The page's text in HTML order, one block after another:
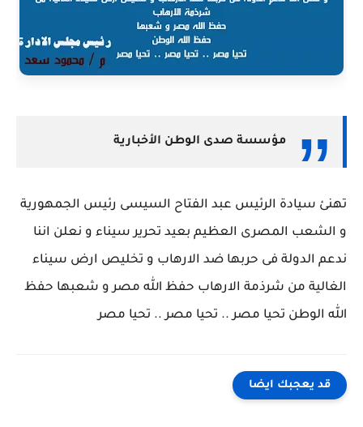
مؤسسة صدى الوطن الأخبارية
تهنئ سيادة الرئيس عبد الفتاح السيسى رئيس الجمهورية
و الشعب المصرى العظيم بعيد تحرير سيناء و نعلن اننا
ندعم الدولة فى حربها ضد الارهاب و تخليص ارض سيناء
الغالية من شرذمة الارهاب حفظ الله مصر و شعبها حفظ
الله الوطن تحيا مصر .. تحيا مصر .. تحيا مصر
قد يعجبك ايضا